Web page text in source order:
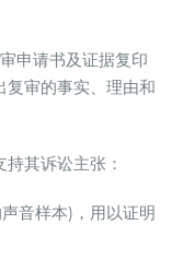
申请书及证据复印
复审的事实、理由和
其诉讼主张：
音样本)，用以证明